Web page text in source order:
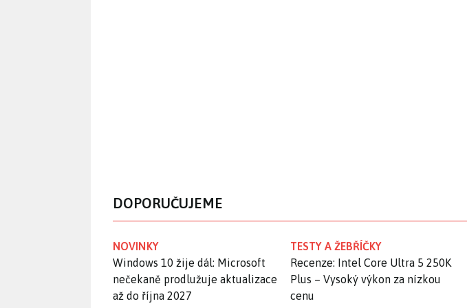
DOPORUČUJEME
NOVINKY
Windows 10 žije dál: Microsoft
nečekaně prodlužuje aktualizace
až do října 2027
TESTY A ŽEBŘÍČKY
Recenze: Intel Core Ultra 5 250K
Plus – Vysoký výkon za nízkou
cenu